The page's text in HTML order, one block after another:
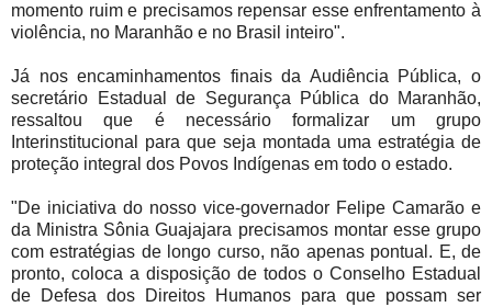
momento ruim e precisamos repensar esse enfrentamento à
violência, no Maranhão e no Brasil inteiro".
Já nos encaminhamentos finais da Audiência Pública, o
secretário Estadual de Segurança Pública do Maranhão,
ressaltou que é necessário formalizar um grupo
Interinstitucional para que seja montada uma estratégia de
proteção integral dos Povos Indígenas em todo o estado.
"De iniciativa do nosso vice-governador Felipe Camarão e
da Ministra Sônia Guajajara precisamos montar esse grupo
com estratégias de longo curso, não apenas pontual. E, de
pronto, coloca a disposição de todos o Conselho Estadual
de Defesa dos Direitos Humanos para que possam ser